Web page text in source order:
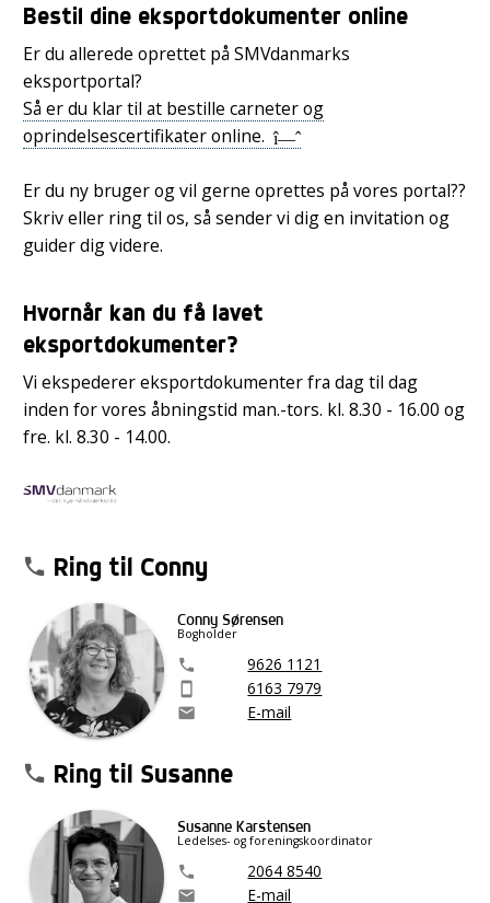
Bestil dine eksportdokumenter online
Er du allerede oprettet på SMVdanmarks
eksportportal?
Så er du klar til at bestille carneter og
oprindelsescertifikater online.
Er du ny bruger og vil gerne oprettes på vores portal??
Skriv eller ring til os, så sender vi dig en invitation og
guider dig videre.
Hvornår kan du få lavet
eksportdokumenter?
Vi ekspederer eksportdokumenter fra dag til dag
inden for vores åbningstid man.-tors. kl. 8.30 - 16.00 og
fre. kl. 8.30 - 14.00.
phone Ring til Conny
Conny Sørensen
Bogholder
phone 9626 1121
smartphone 6163 7979
email E-mail
phone Ring til Susanne
Susanne Karstensen
Ledelses- og foreningskoordinator
phone 2064 8540
email E-mail